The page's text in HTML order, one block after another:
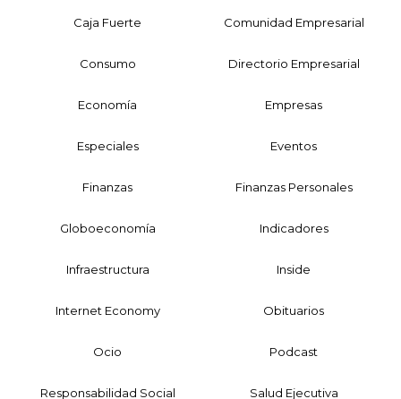
Caja Fuerte Comunidad Empresarial
Consumo Directorio Empresarial
Economía Empresas
Especiales Eventos
Finanzas Finanzas Personales
Globoeconomía Indicadores
Infraestructura Inside
Internet Economy Obituarios
Ocio Podcast
Responsabilidad Social Salud Ejecutiva